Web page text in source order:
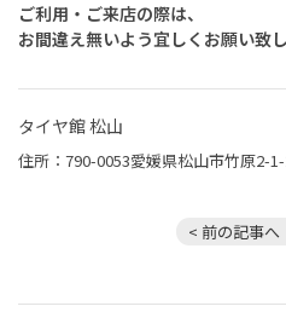
ご利用・ご来店の際は、
お間違え無いよう宜しくお願い致
タイヤ館 松山
住所：790-0053愛媛県松山市竹原2-
< 前の記事へ